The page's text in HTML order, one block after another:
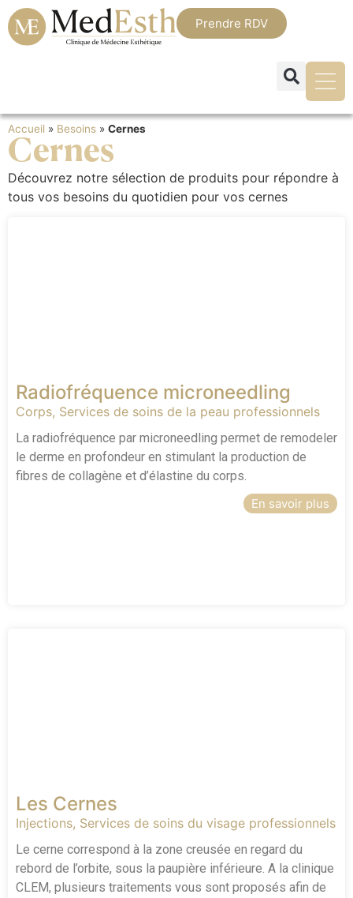
Prendre RDV
Accueil » Besoins » Cernes
Cernes
Découvrez notre sélection de produits pour répondre à
tous vos besoins du quotidien pour vos cernes
Radiofréquence microneedling
Corps, Services de soins de la peau professionnels
La radiofréquence par microneedling permet de remodeler
le derme en profondeur en stimulant la production de
fibres de collagène et d’élastine du corps.
En savoir plus
Les Cernes
Injections, Services de soins du visage professionnels
Le cerne correspond à la zone creusée en regard du
rebord de l’orbite, sous la paupière inférieure. A la clinique
CLEM, plusieurs traitements vous sont proposés afin de